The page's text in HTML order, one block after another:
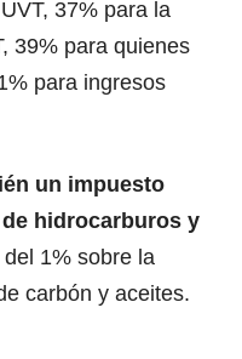
37% para la
39% para quienes
para ingresos
un impuesto
hidrocarburos y
1% sobre la
carbón y aceites.